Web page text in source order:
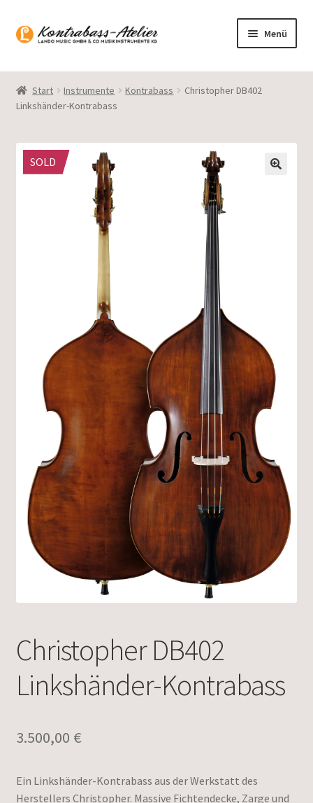
Zur
Navigation
Zum
Inhalt
Menü
Startseite
Blog
Sortiment
Start Instrumente Kontrabass
Christopher DB402
Linkshänder-Kontrabass
SOLD
Christopher DB402
Linkshänder-Kontrabass
3.500,00 €
Ein Linkshänder-Kontrabass aus der Werkstatt des
Herstellers Christopher. Massive Fichtendecke, Zarge und